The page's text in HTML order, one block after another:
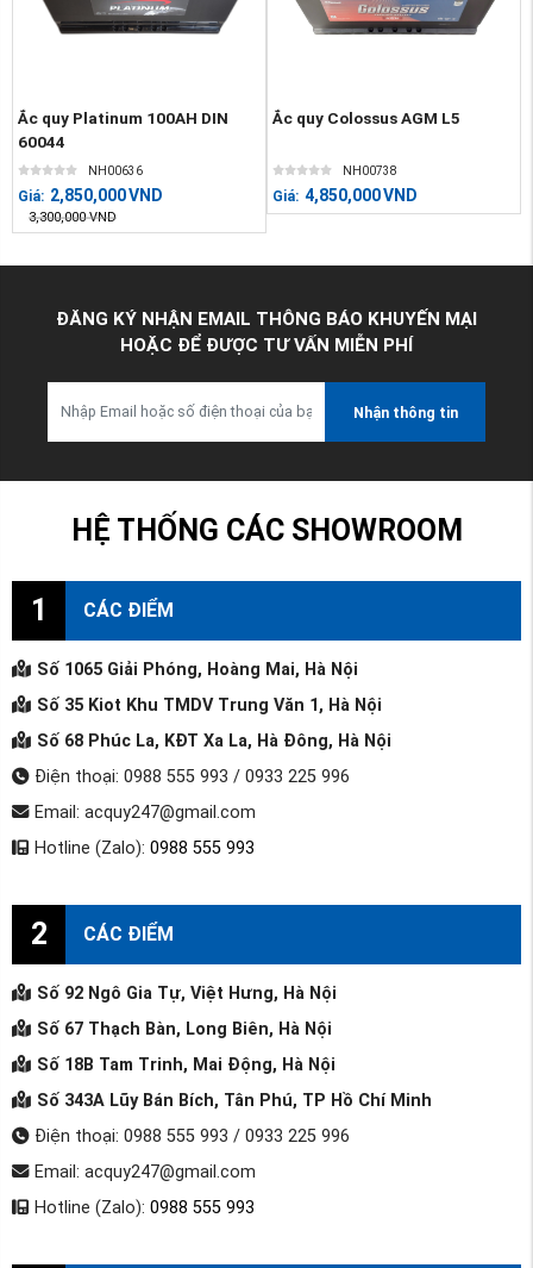
Ắc quy Platinum 100AH DIN
60044
NH00636
Giá: 2,850,000VND
3,300,000 VND
Ắc quy Colossus AGM L5
NH00738
Giá: 4,850,000VND
ĐĂNG KÝ NHẬN EMAIL THÔNG BÁO KHUYẾN MẠI
HOẶC ĐỂ ĐƯỢC TƯ VẤN MIỄN PHÍ
Nhận thông tin
HỆ THỐNG CÁC SHOWROOM
1 CÁC ĐIỂM
Số 1065 Giải Phóng, Hoàng Mai, Hà Nội
Số 35 Kiot Khu TMDV Trung Văn 1, Hà Nội
Số 68 Phúc La, KĐT Xa La, Hà Đông, Hà Nội
Điện thoại: 0988 555 993 / 0933 225 996
Email: acquy247@gmail.com
Hotline (Zalo): 0988 555 993
2 CÁC ĐIỂM
Số 92 Ngô Gia Tự, Việt Hưng, Hà Nội
Số 67 Thạch Bàn, Long Biên, Hà Nội
Số 18B Tam Trinh, Mai Động, Hà Nội
Số 343A Lũy Bán Bích, Tân Phú, TP Hồ Chí Minh
Điện thoại: 0988 555 993 / 0933 225 996
Email: acquy247@gmail.com
Hotline (Zalo): 0988 555 993